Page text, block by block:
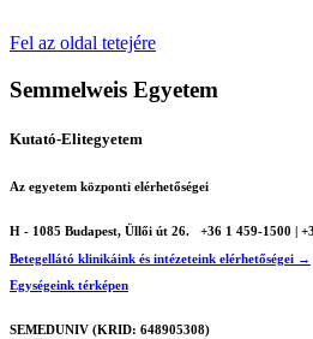
Fel az oldal tetejére
Semmelweis Egyetem
Kutató-Elitegyetem
Az egyetem központi elérhetőségei
H - 1085 Budapest, Üllői út 26.
+36 1 459-1500 |
Betegellátó klinikáink és intézeteink elérhetőségei →
Egységeink térképen
SEMEDUNIV (KRID: 648905308)